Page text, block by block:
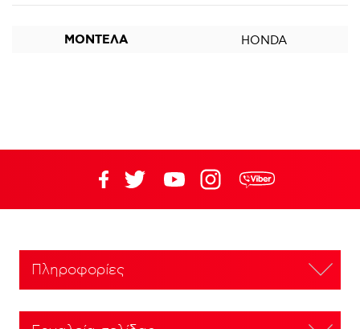
ΜΟΝΤΕΛΑ HONDA
Πληροφορίες